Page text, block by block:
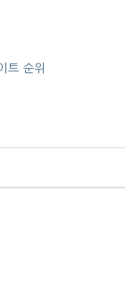
트 순위